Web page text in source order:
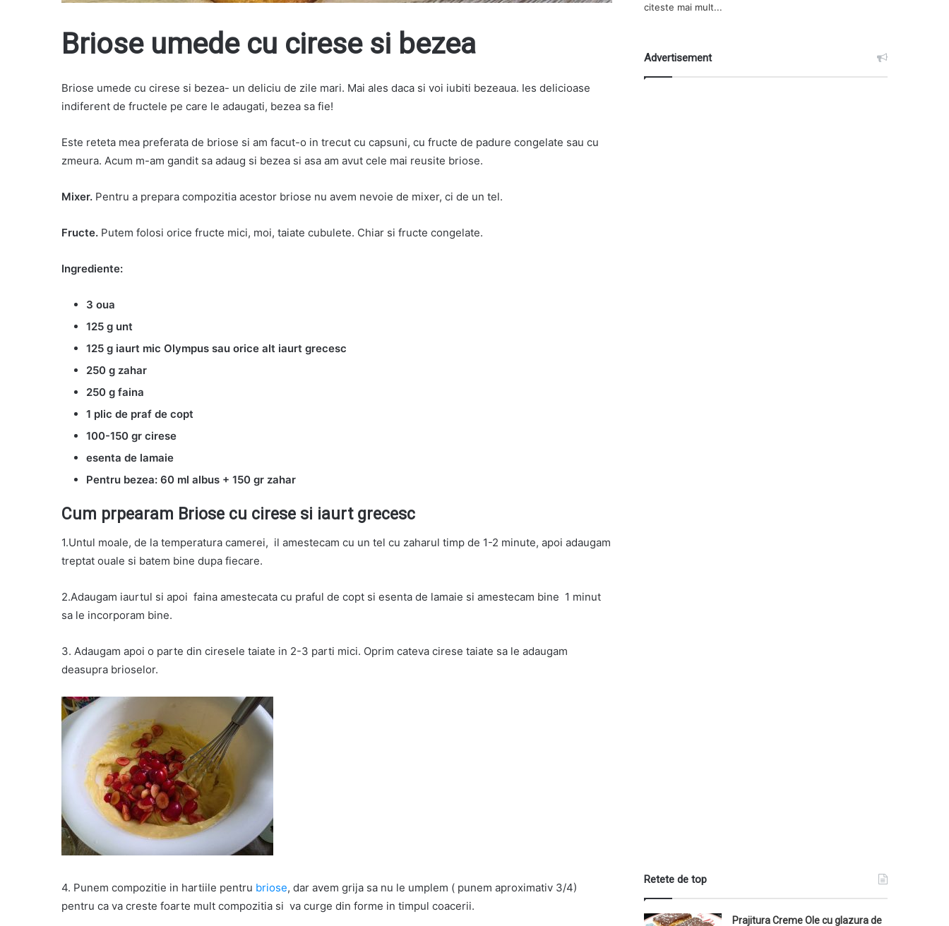
Briose umede cu cirese si bezea
Briose umede cu cirese si bezea- un deliciu de zile mari. Mai ales daca si voi iubiti bezeaua. Ies delicioase
indiferent de fructele pe care le adaugati, bezea sa fie!
Este reteta mea preferata de briose si am facut-o in trecut cu capsuni, cu fructe de padure congelate sau cu
zmeura. Acum m-am gandit sa adaug si bezea si asa am avut cele mai reusite briose.
Mixer. Pentru a prepara compozitia acestor briose nu avem nevoie de mixer, ci de un tel.
Fructe. Putem folosi orice fructe mici, moi, taiate cubulete. Chiar si fructe congelate.
Ingrediente:
3 oua
125 g unt
125 g iaurt mic Olympus sau orice alt iaurt grecesc
250 g zahar
250 g faina
1 plic de praf de copt
100-150 gr cirese
esenta de lamaie
Pentru bezea: 60 ml albus + 150 gr zahar
Cum prpearam Briose cu cirese si iaurt grecesc
1.Untul moale, de la temperatura camerei, il amestecam cu un tel cu zaharul timp de 1-2 minute, apoi adaugam
treptat ouale si batem bine dupa fiecare.
2.Adaugam iaurtul si apoi faina amestecata cu praful de copt si esenta de lamaie si amestecam bine 1 minut
sa le incorporam bine.
3. Adaugam apoi o parte din ciresele taiate in 2-3 parti mici. Oprim cateva cirese taiate sa le adaugam
deasupra brioselor.
4. Punem compozitie in hartiile pentru briose, dar avem grija sa nu le umplem ( punem aproximativ 3/4)
pentru ca va creste foarte mult compozitia si va curge din forme in timpul coacerii.
citeste mai mult...
Advertisement
Retete de top
Prajitura Creme Ole cu glazura de